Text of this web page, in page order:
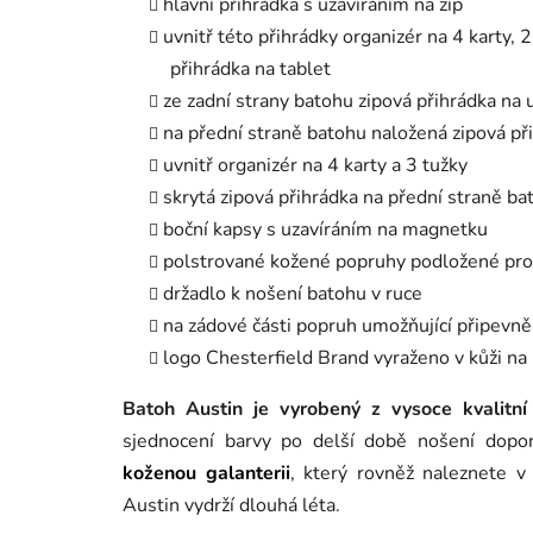
uvnitř této přihrádky organizér na 4 karty,
přihrádka na tablet
ze zadní strany batohu zipová přihrádka
na přední straně batohu naložená zipová
uvnitř organizér na 4 karty a 3 tužky
skrytá zipová přihrádka na přední straně
boční kapsy s uzavíráním na magnetku
polstrované kožené popruhy podložené
držadlo k nošení batohu v ruce
na zádové části popruh umožňující
logo Chesterfield Brand vyraženo v kůži
Batoh Austin je vyrobený z vysoce
sjednocení barvy po delší době nošení
koženou galanterii, který rovněž naleznete
Austin vydrží dlouhá léta.